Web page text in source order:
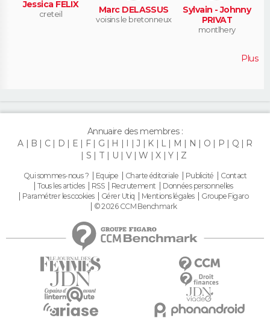
Jessica FELIX
creteil Marc DELASSUS
voisins le bretonneux
Sylvain - Johnny
PRIVAT
montlhery
Plus
Annuaire des membres :
A
B C D E F G H I J K L M N O P Q
R
S
T U V W X Y Z
Qui sommes-nous ? Equipe Charte éditoriale Publicité
Contact
Tous les articles
RSS Recrutement
Données personnelles
Paramétrer les cookies
Gérer Utiq Mentions légales
Groupe Figaro
© 2026 CCM Benchmark